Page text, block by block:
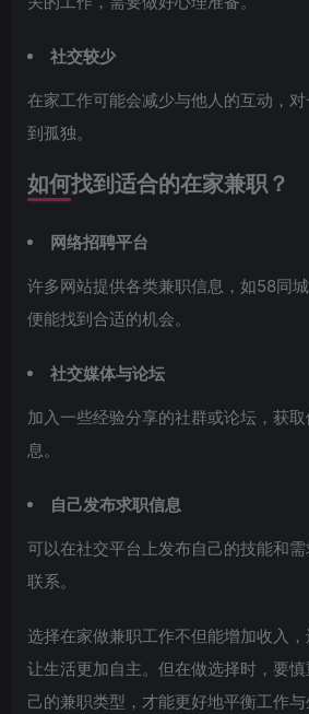
社交较少
在家工作可能会减少与他人的互动，
到孤独。
如何找到适合的在家兼职？
网络招聘平台
许多网站提供各类兼职信息，如58同
便能找到合适的机会。
社交媒体与论坛
加入一些经验分享的社群或论坛，获
息。
自己发布求职信息
可以在社交平台上发布自己的技能和
联系。
选择在家做兼职工作不但能增加收入，
让生活更加自主。但在做选择时，要
己的兼职类型，才能更好地平衡工作